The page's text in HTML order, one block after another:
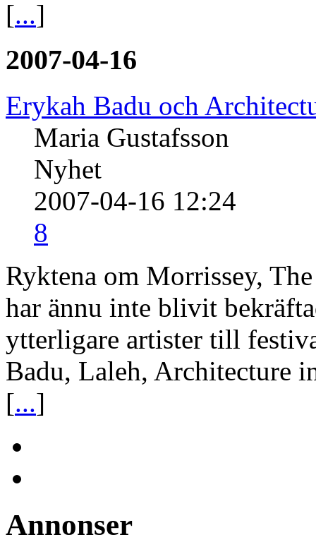
[...]
2007-04-16
Erykah Badu och
Maria Gustafsson
Nyhet
2007-04-16 12:24
8
Ryktena om Morrissey,
har ännu inte blivit
ytterligare artister till
Badu, Laleh, Architecture
[...]
Annonser